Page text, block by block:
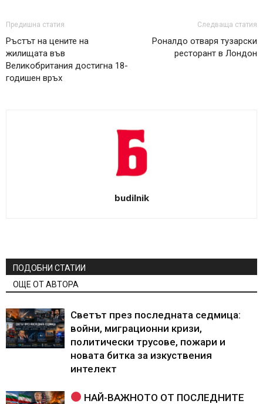
Предишна статия
Ръстът на цените на
жилищата във
Великобритания достигна 18-
годишен връх
Следваща статия
Роналдо отваря тузарски
ресторант в Лондон
budilnik
ПОДОБНИ СТАТИИ
ОЩЕ ОТ АВТОРА
Светът през последната седмица:
войни, миграционни кризи,
политически трусове, пожари и
новата битка за изкуствения
интелект
НАЙ-ВАЖНОТО ОТ ПОСЛЕДНИТЕ